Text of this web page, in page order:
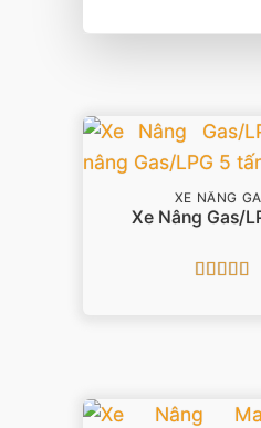
XE NÂNG
Xe Nâng Gas/